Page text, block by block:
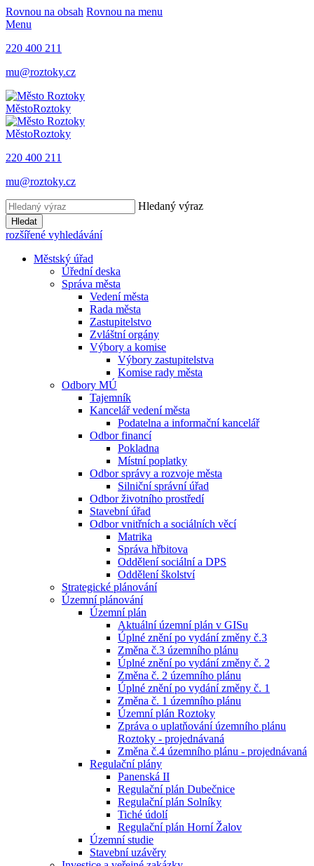
Rovnou na obsah Rovnou na menu
Menu
220 400 211
mu@roztoky.cz
MěstoRoztoky
MěstoRoztoky
220 400 211
mu@roztoky.cz
Hledaný výraz
Hledat
rozšířené vyhledávání
Městský úřad
Úřední deska
Správa města
Vedení města
Rada města
Zastupitelstvo
Zvláštní orgány
Výbory a komise
Výbory zastupitelstva
Komise rady města
Odbory MÚ
Tajemník
Kancelář vedení města
Podatelna a informační kancelář
Odbor financí
Pokladna
Místní poplatky
Odbor správy a rozvoje města
Silniční správní úřad
Odbor životního prostředí
Stavební úřad
Odbor vnitřních a sociálních věcí
Matrika
Správa hřbitova
Oddělení sociální a DPS
Oddělení školství
Strategické plánování
Územní plánování
Územní plán
Aktuální územní plán v GISu
Úplné znění po vydání změny č.3
Změna č.3 územního plánu
Úplné znění po vydání změny č. 2
Změna č. 2 územního plánu
Úplné znění po vydání změny č. 1
Změna č. 1 územního plánu
Územní plán Roztoky
Zpráva o uplatňování územního plánu
Roztoky - projednávaná
Změna č.4 územního plánu - projednávaná
Regulační plány
Panenská II
Regulační plán Dubečnice
Regulační plán Solníky
Tiché údolí
Regulační plán Horní Žalov
Územní studie
Stavební uzávěry